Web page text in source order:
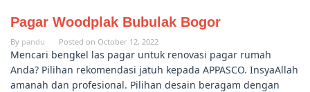
Pagar Woodplak Bubulak Bogor
By pandu Posted on October 12, 2022
Mencari bengkel las pagar untuk renovasi pagar rumah
Anda? Pilihan rekomendasi jatuh kepada APPASCO. InsyaAllah
amanah dan profesional. Pilihan desain beragam dengan